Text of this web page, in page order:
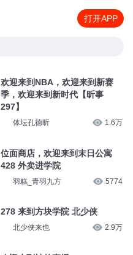
打开APP
欢迎来到NBA，欢迎来到新赛
季，欢迎来到新时代【昕事
297】
体坛孔德昕 1.6万
位面商店，欢迎来到末日公寓
428 外卖进学院
羽糕_青羽九方 5774
278 来到方块学院 北少侠
北少侠来也 2.9万